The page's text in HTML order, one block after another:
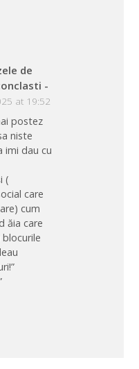
de
-
at 19:52
postez
niste
imi dau cu
(
care
cum
ăia care